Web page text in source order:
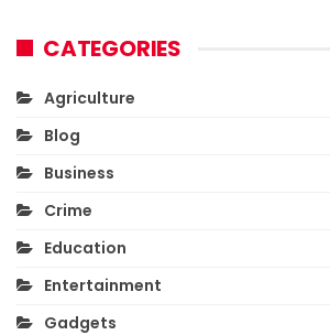
CATEGORIES
Agriculture
Blog
Business
Crime
Education
Entertainment
Gadgets